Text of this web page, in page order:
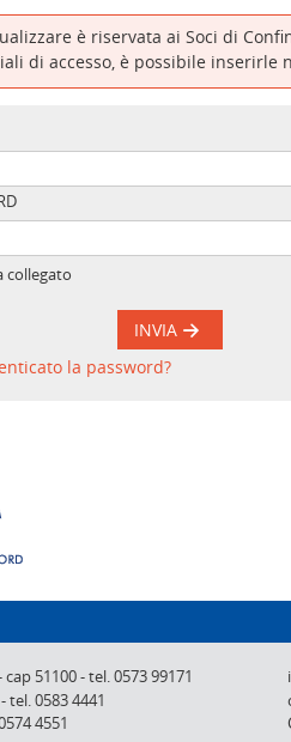
DESIGNAZIONE
ORGANI DI CONTROLLO
COMITATO PICCOLA
INDUSTRIA
è riservata ai Soci di
di accesso, è possibile inserirle
collegato
INVIA
la password?
cap 51100-tel. 0573 99171
tel. 0583 4441
4551